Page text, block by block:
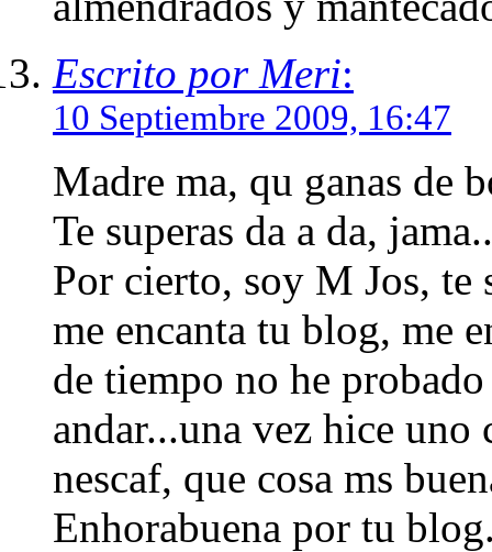
Escrito por Meri:
10 Septiembre 2009, 16:47
Madre ma, qu ganas de
Te superas da a da,
Por cierto, soy M Jos, te
me encanta tu blog, me
de tiempo no he
andar...una vez hice uno
nescaf, que cosa ms
Enhorabuena por tu